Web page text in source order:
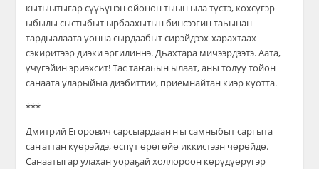
кытыытыгар сүүһүнэн өйөнөн тыын ыла түстэ, көхсүгэр
ыбылы сыстыбыт ырбаахытын бинсээгин таһынан
тардыалаата уонна сырдаабыт сирэйдээх-харахтаах
сэкиритээр диэки эргилиннэ. Дьахтара мичээрдээтэ. Аата,
үчүгэйин эриэхсит! Тас таҥаһын ылаат, аны толуу тойон
санаата уларыйыа диэбиттии, приемнайтан киэр куотта.
***
Дмитрий Егорович сарсыардааҥҥы самныбыт саргыта
саҥаттан күөрэйдэ, өспүт өрөгөйө иккистээн чөрөйдө.
Санаатыгар улахан уораҕай холлороон көрүдүөрүгэр